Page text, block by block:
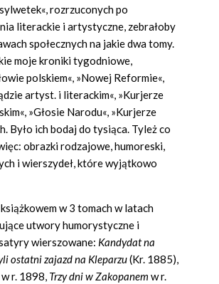
rozrzuconych po
literackie i artystyczne, zebrałoby
społecznych na jakie dwa tomy.
moje kroniki tygodniowe,
polskiem«, »Nowej Reformie«,
artyst. i literackim«, »Kurjerze
»Głosie Narodu«, »Kurjerze
Było ich bodaj do tysiąca. Tyleż co
obrazki rodzajowe, humoreski,
i wierszydeł, które wyjątkowo
w 3 tomach w latach
utwory humorystyczne i
wierszowane: Kandydat na
ostatni zajazd na Kleparzu(Kr. 1885),
w r. 1898, Trzy dni w Zakopanem w r.